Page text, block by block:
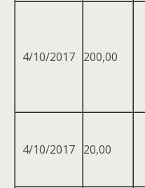
4/10/2017 200,00
4/10/2017 20,00